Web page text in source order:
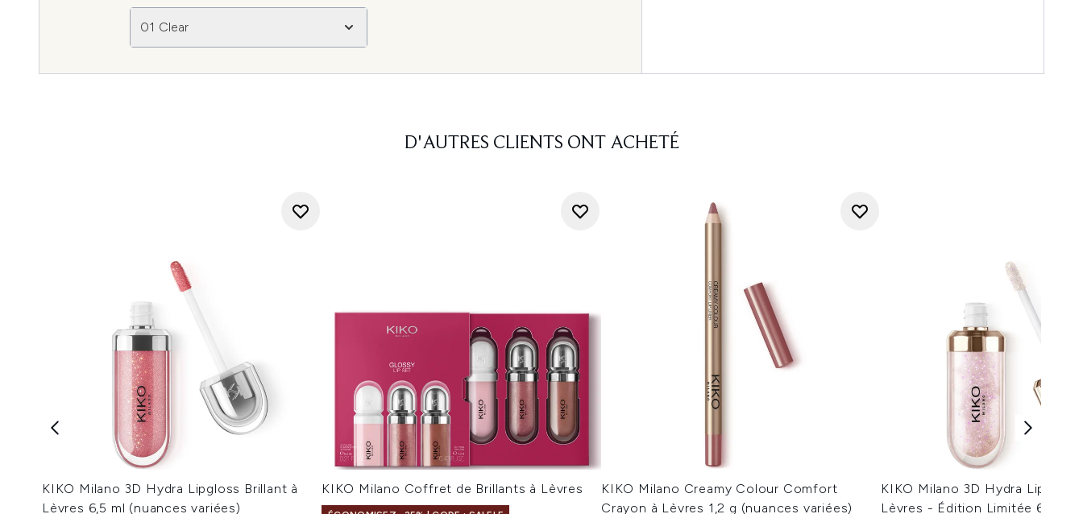
01 Clear
D'AUTRES CLIENTS ONT ACHETÉ
KIKO Milano 3D Hydra Lipgloss Brillant à
Lèvres 6,5 ml (nuances variées)
KIKO Milano Coffret de Brillants à Lèvres
KIKO Milano Creamy Colour Comfort
Crayon à Lèvres 1,2 g (nuances variées)
KIKO Milano 3D Hydra Lipgloss
Lèvres - Édition Limitée 6,5 ml